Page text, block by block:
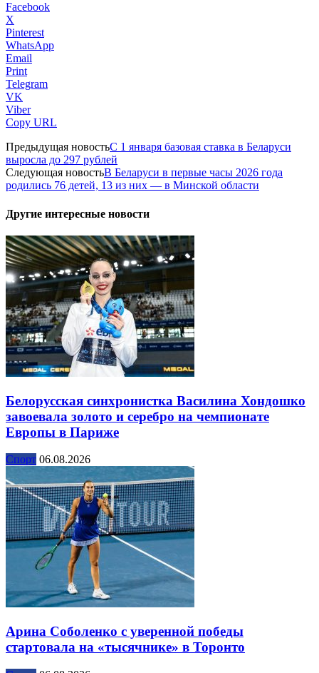
Facebook
X
Pinterest
WhatsApp
Email
Print
Telegram
VK
Viber
Copy URL
Предыдущая новостьС 1 января базовая ставка в Беларуси
выросла до 297 рублей
Следующая новостьВ Беларуси в первые часы 2026 года
родились 76 детей, 13 из них — в Минской области
Другие интересные новости
Белорусская синхронистка Василина Хондошко
завоевала золото и серебро на чемпионате
Европы в Париже
Спорт 06.08.2026
Арина Соболенко с уверенной победы
стартовала на «тысячнике» в Торонто